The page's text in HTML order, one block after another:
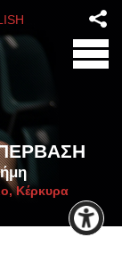
Κέρκυρα